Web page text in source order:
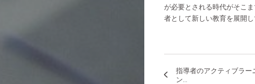
が必要とされる時代がそこ
者として新しい教育を展開
指導者のアクティブラー
ン...